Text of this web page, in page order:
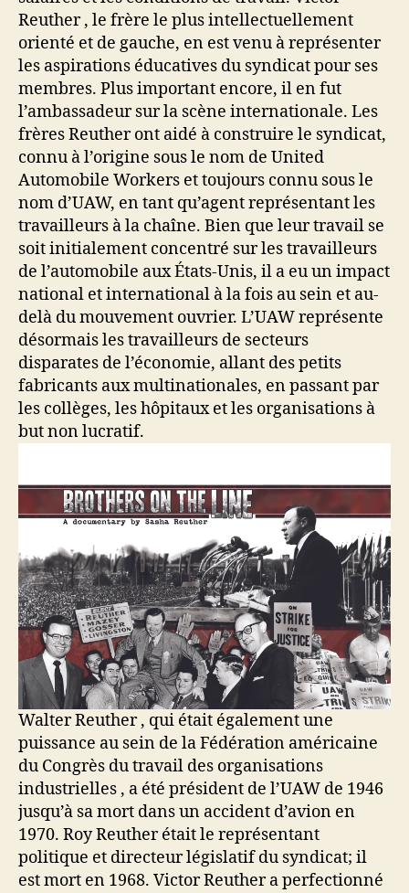
Reuther , le frère le plus intellectuellement
orienté et de gauche, en est venu à représenter
les aspirations éducatives du syndicat pour ses
membres. Plus important encore, il en fut
l’ambassadeur sur la scène internationale. Les
frères Reuther ont aidé à construire le syndicat,
connu à l’origine sous le nom de United
Automobile Workers et toujours connu sous le
nom d’UAW, en tant qu’agent représentant les
travailleurs à la chaîne. Bien que leur travail se
soit initialement concentré sur les travailleurs
de l’automobile aux États-Unis, il a eu un impact
national et international à la fois au sein et au-
delà du mouvement ouvrier. L’UAW représente
désormais les travailleurs de secteurs
disparates de l’économie, allant des petits
fabricants aux multinationales, en passant par
les collèges, les hôpitaux et les organisations à
but non lucratif.
Walter Reuther , qui était également une
puissance au sein de la Fédération américaine
du Congrès du travail des organisations
industrielles , a été président de l’UAW de 1946
jusqu’à sa mort dans un accident d’avion en
1970. Roy Reuther était le représentant
politique et directeur législatif du syndicat; il
est mort en 1968. Victor Reuther a perfectionné